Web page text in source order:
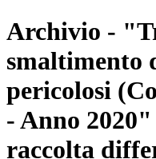
Archivio -
smaltimento
pericolosi
- Anno
raccolta